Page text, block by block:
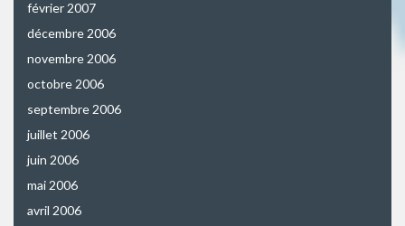
février 2007
décembre 2006
novembre 2006
octobre 2006
septembre 2006
juillet 2006
juin 2006
mai 2006
avril 2006